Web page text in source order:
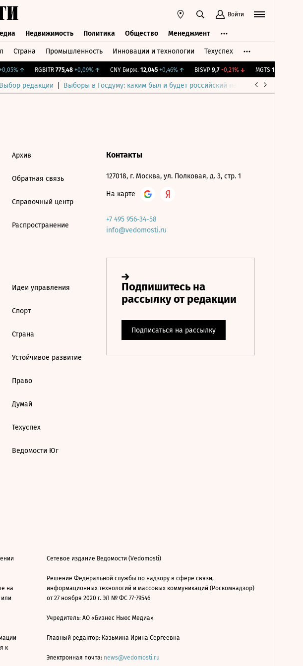
Войти
Недвижимость Политика Общество Менеджмент
Страна Промышленность Инновации и технологии Техуспех
↑ RGBITR 775,48 +0,09%↑ CNY Бирж. 12,045 +0,46%↑ BISVP 9,7 -0,21%↓ MGTS 1 326
Выбор редакции Выборы в Госдуму: каким был и будет российский парламент
Архив
Обратная связь
Справочный центр
Распространение
Идеи управления
Спорт
Страна
Устойчивое развитие
Право
Думай
Техуспех
Ведомости Юг
Контакты
127018, г. Москва, ул. Полковая, д. 3, стр. 1
На карте
+7 495 956-34-58
info@vedomosti.ru
на
к
Сетевое издание Ведомости (Vedomosti)
Решение Федеральной службы по надзору в сфере связи,
информационных технологий и массовых коммуникаций (Роскомнадзор)
от 27 ноября 2020 г. ЭЛ № ФС 77-79546
Учредитель: АО «Бизнес Ньюс Медиа»
Главный редактор: Казьмина Ирина Сергеевна
Электронная почта: news@vedomosti.ru